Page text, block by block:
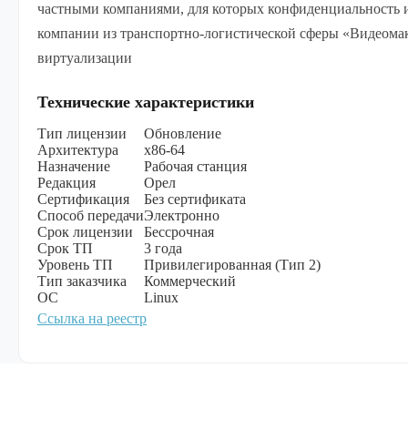
частными компаниями, для которых
компании из транспортно-логистической сферы
виртуализации
Технические характеристики
Тип лицензии
Обновление
Архитектура
х86-64
Назначение
Рабочая станция
Редакция
Орел
Сертификация
Без сертификата
Способ передачиЭлектронно
Срок лицензии
Бессрочная
Срок ТП
3 года
Уровень ТП
Привилегированная (Тип 2)
Тип заказчика
Коммерческий
ОС
Linux
Ссылка на реестр